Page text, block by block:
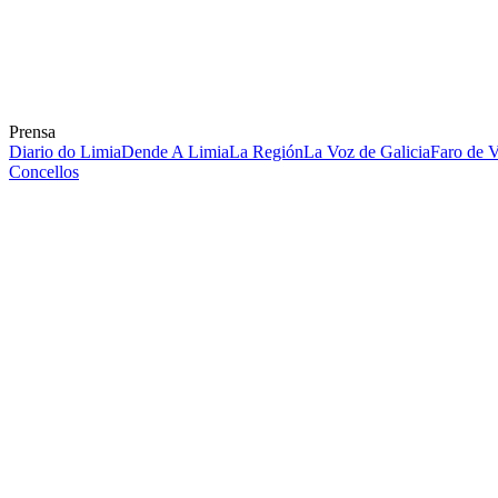
Prensa
Diario do LimiaDende A LimiaLa RegiónLa Voz de GaliciaFaro de
Concellos